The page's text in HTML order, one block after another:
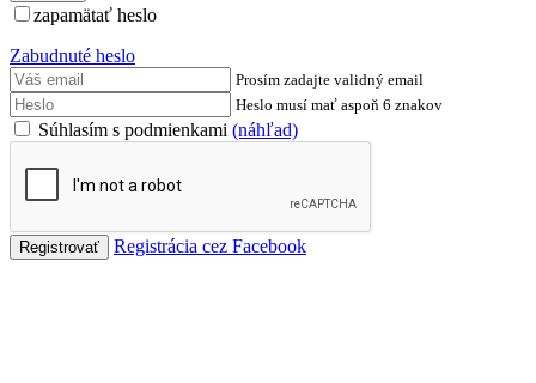
zapamätať heslo
Zabudnuté heslo
Prosím zadajte validný email
Heslo musí mať aspoň 6 znakov
Súhlasím s podmienkami (náhľad)
Registrácia cez Facebook